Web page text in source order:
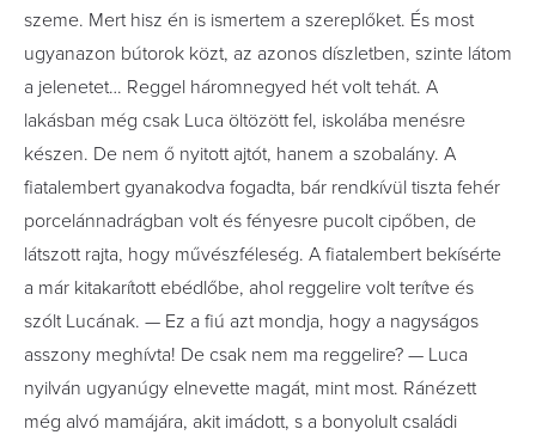
szeme. Mert hisz én is ismertem a szereplőket. És most
ugyanazon bútorok közt, az azonos díszletben, szinte látom
a jelenetet… Reggel háromnegyed hét volt tehát. A
lakásban még csak Luca öltözött fel, iskolába menésre
készen. De nem ő nyitott ajtót, hanem a szobalány. A
fiatalembert gyanakodva fogadta, bár rendkívül tiszta fehér
porcelánnadrágban volt és fényesre pucolt cipőben, de
látszott rajta, hogy művészféleség. A fiatalembert bekísérte
a már kitakarított ebédlőbe, ahol reggelire volt terítve és
szólt Lucának. — Ez a fiú azt mondja, hogy a nagyságos
asszony meghívta! De csak nem ma reggelire? — Luca
nyilván ugyanúgy elnevette magát, mint most. Ránézett
még alvó mamájára, akit imádott, s a bonyolult családi